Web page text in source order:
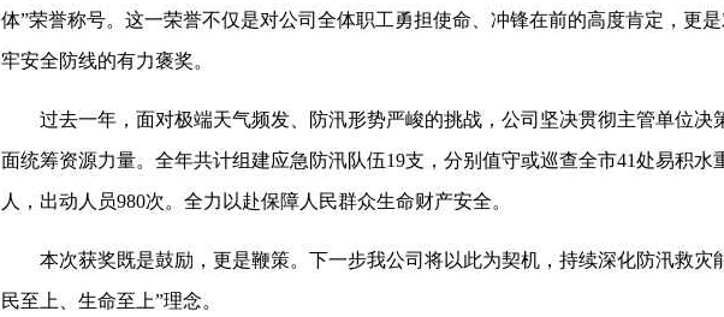
体”荣誉称号。这一荣誉不仅是对公司全体职工勇担使命、冲锋在前的高度肯定，更
牢安全防线的有力褒奖。
过去一年，面对极端天气频发、防汛形势严峻的挑战，公司坚决贯彻主管单位决
面统筹资源力量。全年共计组建应急防汛队伍19支，分别值守或巡查全市41处易积水
人，出动人员980次。全力以赴保障人民群众生命财产安全。
本次获奖既是鼓励，更是鞭策。下一步我公司将以此为契机，持续深化防汛救灾
民至上、生命至上”理念。